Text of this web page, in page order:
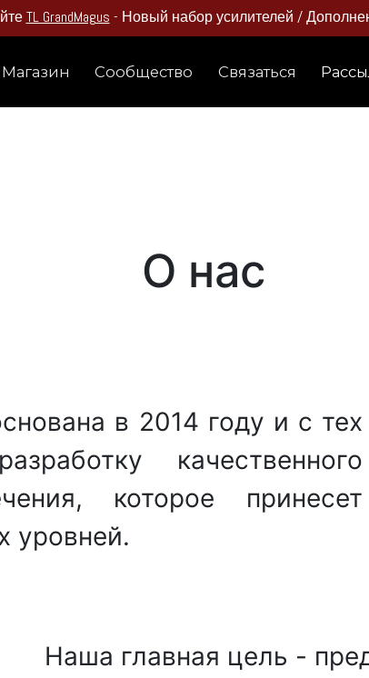
TL GrandMagus - Новый набор усилителей /
Магазин Сообщество Связаться
О нас
в 2014 году и с тех
качественного
которое принесет
уровней.
Наша главная цель -